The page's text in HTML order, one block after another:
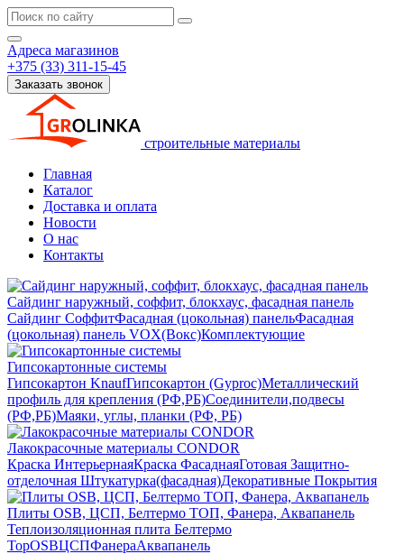
Адреса магазинов
+375 (33) 311-15-45
Заказать звонок
строительные материалы
Главная
Каталог
Доставка и оплата
Новости
О нас
Контакты
Сайдинг наружный, соффит, блокхаус, фасадная панель
Сайдинг СоффитФасадная (цокольная) панельФасадная
(цокольная) панель VOX(Вокс)Комплектующие
Гипсокартонные системы
Гипсокартон KnaufГипсокартон (Gyproc)Металлический
профиль для крепления (РФ,РБ)Соединители,подвесы
(РФ,РБ)Маяки, углы, планки (РФ, РБ)
Лакокрасочные материалы CONDOR
Краска ИнтерьернаяКраска ФасаднаяГотовая Защитно-
отделочная Штукатурка(фасадная)Декоративные Покрытия
Плиты OSB, ЦСП, Белтермо ТОП, Фанера, Аквапанель
Теплоизоляционная плита Белтермо
TopOSBЦСПФанераАквапанель